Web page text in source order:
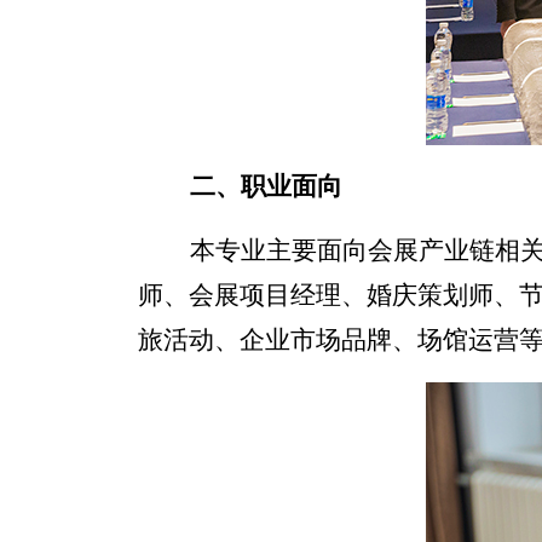
二、 职业面向
本专业主要面向会展产业链相
师、会展项目经理、婚庆策划师、
旅活动、企业市场品牌、场馆运营